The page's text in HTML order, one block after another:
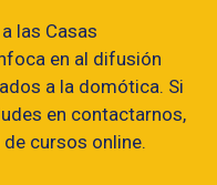
las Casas
en al difusión
a la domótica. Si
en contactarnos,
cursos online.